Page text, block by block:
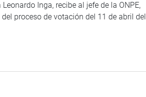
Inga, recibe al jefe de la ONPE,
proceso de votación del 11 de abril del